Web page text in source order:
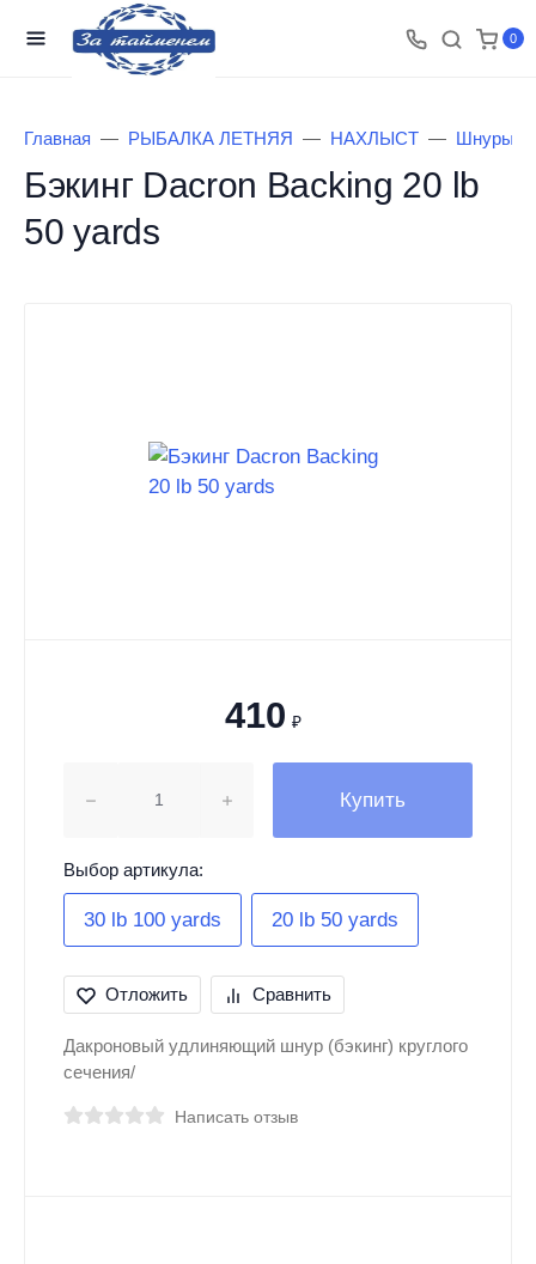
0
Главная РЫБАЛКА ЛЕТНЯЯ НАХЛЫСТ Шнуры,
Бэкинг Dacron Backing 20 lb
50 yards
410 ₽
Купить
Выбор артикула:
30 lb 100 yards 20 lb 50 yards
Отложить Сравнить
Дакроновый удлиняющий шнур (бэкинг) круглого
сечения/
Написать отзыв